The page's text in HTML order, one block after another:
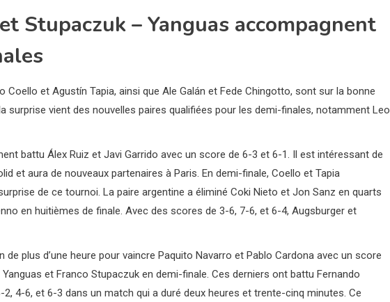
Stupaczuk – Yanguas accompagnent
et Agustín Tapia, ainsi que Ale Galán et Fede Chingotto, sont sur la bonne
surprise vient des nouvelles paires qualifiées pour les demi-finales, notamment Leo
battu Álex Ruiz et Javi Garrido avec un score de 6-3 et 6-1. Il est intéressant de
et aura de nouveaux partenaires à Paris. En demi-finale, Coello et Tapia
de ce tournoi. La paire argentine a éliminé Coki Nieto et Jon Sanz en quarts
en huitièmes de finale. Avec des scores de 3-6, 7-6, et 6-4, Augsburger et
de plus d’une heure pour vaincre Paquito Navarro et Pablo Cardona avec un score
et Franco Stupaczuk en demi-finale. Ces derniers ont battu Fernando
4-6, et 6-3 dans un match qui a duré deux heures et trente-cinq minutes. Ce